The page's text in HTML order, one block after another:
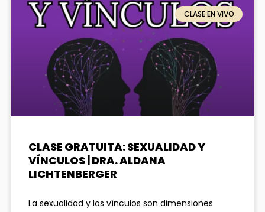
CLASE EN VIVO
CLASE GRATUITA: SEXUALIDAD Y
VÍNCULOS | DRA. ALDANA
LICHTENBERGER
La sexualidad y los vínculos son dimensiones